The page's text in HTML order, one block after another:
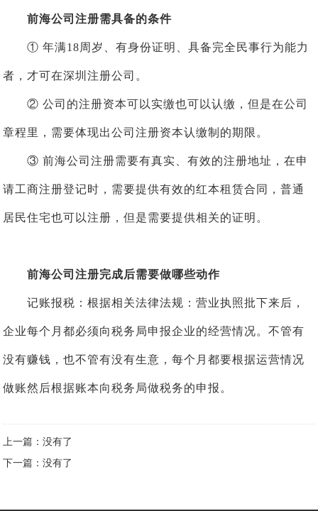
前海公司注册需具备的条件
① 年满18周岁、有身份证明、具备完全民事行为能力
者，才可在深圳注册公司。
② 公司的注册资本可以实缴也可以认缴，但是在公司
章程里，需要体现出公司注册资本认缴制的期限。
③前海公司注册需要有真实、有效的注册地址，在申
请工商注册登记时，需要提供有效的红本租赁合同，普通
居民住宅也可以注册，但是需要提供相关的证明。
前海公司注册完成后需要做哪些动作
记账报税：根据相关法律法规：营业执照批下来后，
企业每个月都必须向税务局申报企业的经营情况。不管有
没有赚钱，也不管有没有生意，每个月都要根据运营情况
做账然后根据账本向税务局做税务的申报。
上一篇：没有了
下一篇：没有了